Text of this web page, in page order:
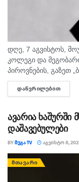
დღე, 7 აგვისტოს,
კოლეგი და
პიროვნების, გაზეთ
და ლიტერატურის
უდიდეს მწუხარებას
ᲓᲐᲬᲕᲠᲘᲚᲔᲑᲘᲗ
ავარია
დაშავებულები
BYᲛᲔᲒᲐ TV ᲐᲒᲕᲘᲡᲢᲝ 8,
ᲛᲗᲐᲕᲐᲠᲘ